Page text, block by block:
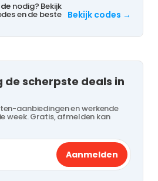
nodig? Bekijk
en de beste Bekijk codes →
de scherpste deals in
aanbiedingen en werkende
week. Gratis, afmelden kan
Aanmelden